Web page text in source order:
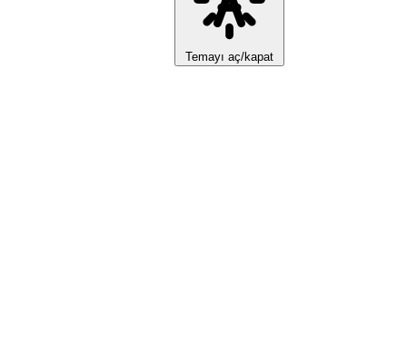
Temayı aç/kapat